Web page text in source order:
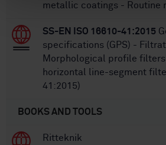
metallic coatings - Routine
SS-EN ISO 16610-41:2015
specifications (GPS) -
Morphological profile
horizontal line-segment
41:2015)
BOOKS AND TOOLS
Ritteknik